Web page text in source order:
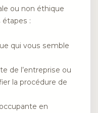
ou non éthique
étapes :
qui vous semble
de l’entreprise ou
la procédure de
en